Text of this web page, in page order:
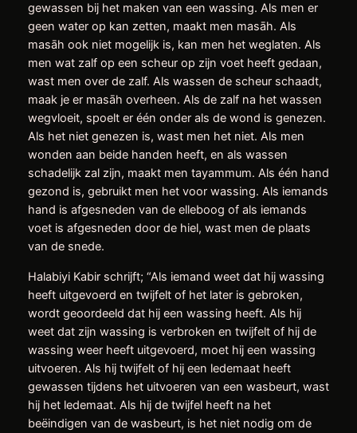
gewassen bij het maken van een wassing. Als men er
geen water op kan zetten, maakt men masāh. Als
masāh ook niet mogelijk is, kan men het weglaten. Als
men wat zalf op een scheur op zijn voet heeft gedaan,
wast men over de zalf. Als wassen de scheur schaadt,
maak je er masāh overheen. Als de zalf na het wassen
wegvloeit, spoelt er één onder als de wond is genezen.
Als het niet genezen is, wast men het niet. Als men
wonden aan beide handen heeft, en als wassen
schadelijk zal zijn, maakt men tayammum. Als één hand
gezond is, gebruikt men het voor wassing. Als iemands
hand is afgesneden van de elleboog of als iemands
voet is afgesneden door de hiel, wast men de plaats
van de snede.
Halabiyi Kabir schrijft; “Als iemand weet dat hij wassing
heeft uitgevoerd en twijfelt of het later is gebroken,
wordt geoordeeld dat hij een wassing heeft. Als hij
weet dat zijn wassing is verbroken en twijfelt of hij de
wassing weer heeft uitgevoerd, moet hij een wassing
uitvoeren. Als hij twijfelt of hij een ledemaat heeft
gewassen tijdens het uitvoeren van een wasbeurt, wast
hij het ledemaat. Als hij de twijfel heeft na het
beëindigen van de wasbeurt, is het niet nodig om de